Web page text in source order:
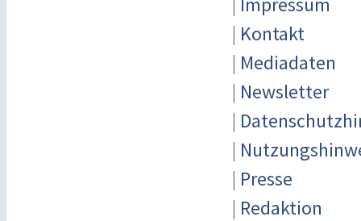
| Impressum
| Kontakt
| Mediadaten
| Newsletter
|
|
| Presse
| Redaktion